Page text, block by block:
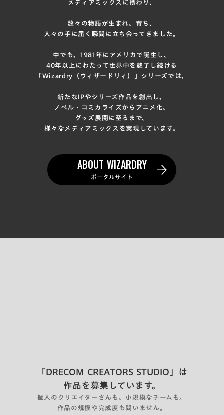
数々の物語が生まれ、育ち、
人々の手に届く瞬間に立ち会ってきました。
中でも、1981年にアメリカで誕生し、
40年以上にわたって世界中を魅了し続ける
「Wizardry（ウィザードリィ）」シリーズでは、
新たなIPやシリーズ作品を創出し、
ノベル・コミカライズからアニメ化、
グッズ展開に至るまで、
様々なメディアミックスを実現しています。
ABOUT WIZARDRY
ポータルサイト
「DRECOM CREATORS STUDIO」は
作品を募集しています。
個人のクリエイターさんも、小規模なチームも。
作品の規模や完成度も問いません。